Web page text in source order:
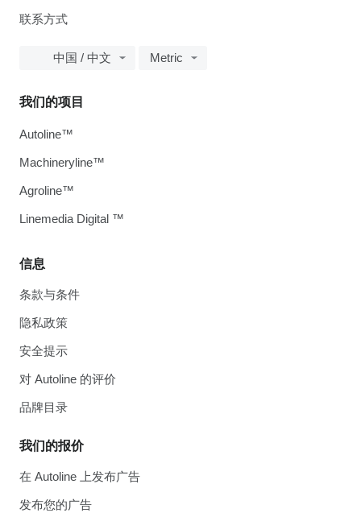
联系方式
中国 / 中文 Metric
信息
条款与条件
隐私政策
安全提示
对 Autoline 的评价
品牌目录
我们的报价
在 Autoline 上发布广告
发布您的广告
我们的项目
Autoline™
Machineryline™
Agroline™
Linemedia Digital ™